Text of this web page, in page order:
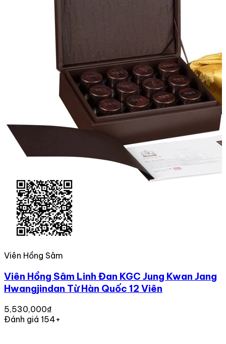
Viên Hồng Sâm
Viên Hồng Sâm Linh Đan KGC Jung Kwan Jang
Hwangjindan Từ Hàn Quốc 12 Viên
5,530,000₫
Đánh giá 154+